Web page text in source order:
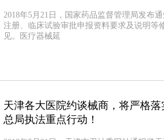
2018年5月21日，国家药品监督管理局发布
注册、临床试验审批申报资料要求及说明等
见。医疗器械延
天津各大医院约谈械商，将严格
总局执法重点行动！